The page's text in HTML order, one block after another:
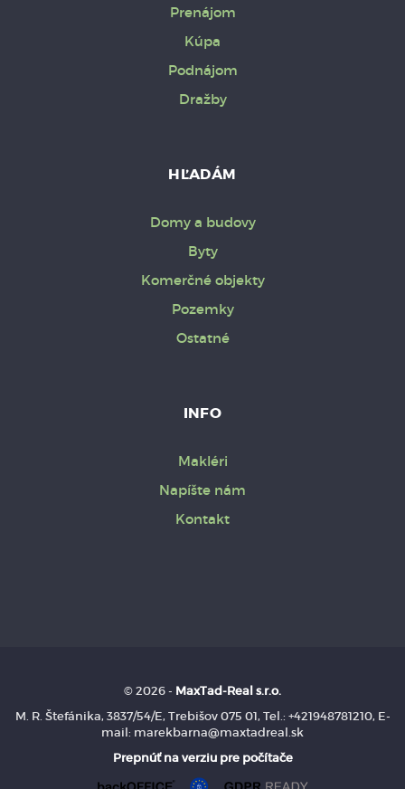
Prenájom
Kúpa
Podnájom
Dražby
HĽADÁM
Domy a budovy
Byty
Komerčné objekty
Pozemky
Ostatné
INFO
Makléri
Napíšte nám
Kontakt
© 2026 - MaxTad-Real s.r.o.
M. R. Štefánika, 3837/54/E, Trebišov 075 01, Tel.: +421948781210, E-
mail: marekbarna@maxtadreal.sk
Prepnúť na verziu pre počítače